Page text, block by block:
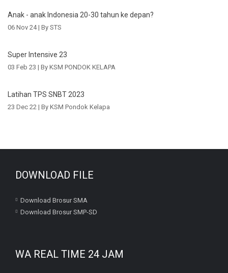
Anak - anak Indonesia 20-30 tahun ke depan?
06 Nov 24 | By STS
Super Intensive 23
03 Feb 23 | By KSM PONDOK KELAPA
Latihan TPS SNBT 2023
23 Dec 22 | By KSM Pondok Kelapa
DOWNLOAD FILE
Download Brosur SMA
Download Brosur SMP-SD
WA REAL TIME 24 JAM